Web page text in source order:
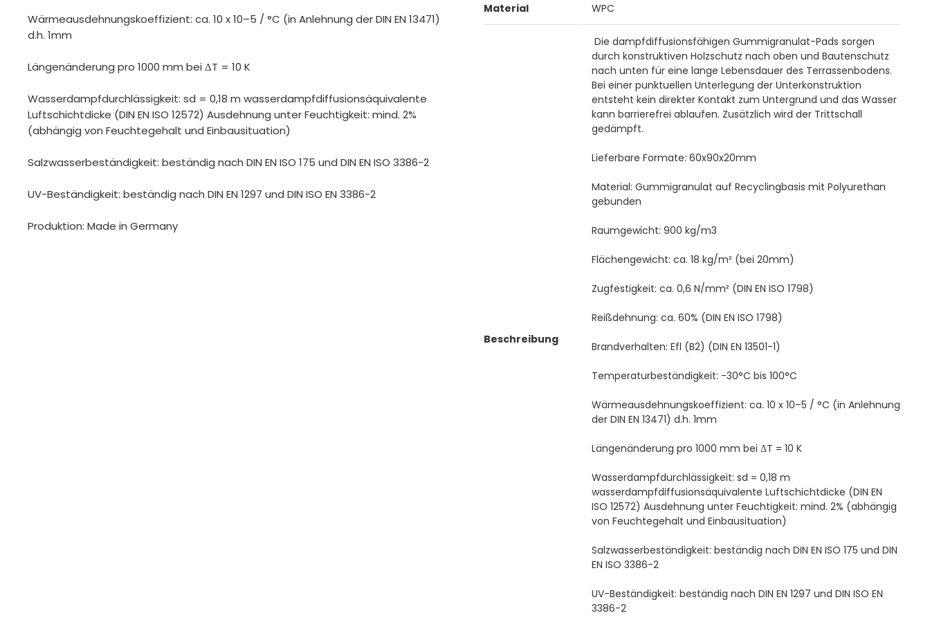
Wärmeausdehnungskoeffizient: ca. 10 x 10–5 / °C (in Anlehnung der DIN EN 13471)
d.h. 1mm
Längenänderung pro 1000 mm bei ΔT = 10 K
Wasserdampfdurchlässigkeit: sd = 0,18 m wasserdampfdiffusionsäquivalente
Luftschichtdicke (DIN EN ISO 12572) Ausdehnung unter Feuchtigkeit: mind. 2%
(abhängig von Feuchtegehalt und Einbausituation)
Salzwasserbeständigkeit: beständig nach DIN EN ISO 175 und DIN EN ISO 3386-2
UV-Beständigkeit: beständig nach DIN EN 1297 und DIN ISO EN 3386-2
Produktion: Made in Germany
Material WPC
Beschreibung
Die dampfdiffusionsfähigen Gummigranulat-Pads sorgen
durch konstruktiven Holzschutz nach oben und Bautenschutz
nach unten für eine lange Lebensdauer des Terrassenbodens.
Bei einer punktuellen Unterlegung der Unterkonstruktion
entsteht kein direkter Kontakt zum Untergrund und das Wasser
kann barrierefrei ablaufen. Zusätzlich wird der Trittschall
gedämpft.
Lieferbare Formate: 60x90x20mm
Material: Gummigranulat auf Recyclingbasis mit Polyurethan
gebunden
Raumgewicht: 900 kg/m3
Flächengewicht: ca. 18 kg/m² (bei 20mm)
Zugfestigkeit: ca. 0,6 N/mm² (DIN EN ISO 1798)
Reißdehnung: ca. 60% (DIN EN ISO 1798)
Brandverhalten: Efl (B2) (DIN EN 13501-1)
Temperaturbeständigkeit: -30°C bis 100°C
Wärmeausdehnungskoeffizient: ca. 10 x 10–5 / °C (in Anlehnung
der DIN EN 13471) d.h. 1mm
Längenänderung pro 1000 mm bei ΔT = 10 K
Wasserdampfdurchlässigkeit: sd = 0,18 m
wasserdampfdiffusionsäquivalente Luftschichtdicke (DIN EN
ISO 12572) Ausdehnung unter Feuchtigkeit: mind. 2% (abhängig
von Feuchtegehalt und Einbausituation)
Salzwasserbeständigkeit: beständig nach DIN EN ISO 175 und DIN
EN ISO 3386-2
UV-Beständigkeit: beständig nach DIN EN 1297 und DIN ISO EN
3386-2